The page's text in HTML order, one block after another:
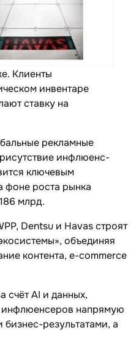
Клиенты
инвентаре
ставку на
рекламные
инфлюенс-
ключевым
фоне роста рынка
млрд.
Dentsu и Havas строят
объединяя
контента, e-commerce
счёт AI и данных,
инфлюенсеров напрямую
результатами, а